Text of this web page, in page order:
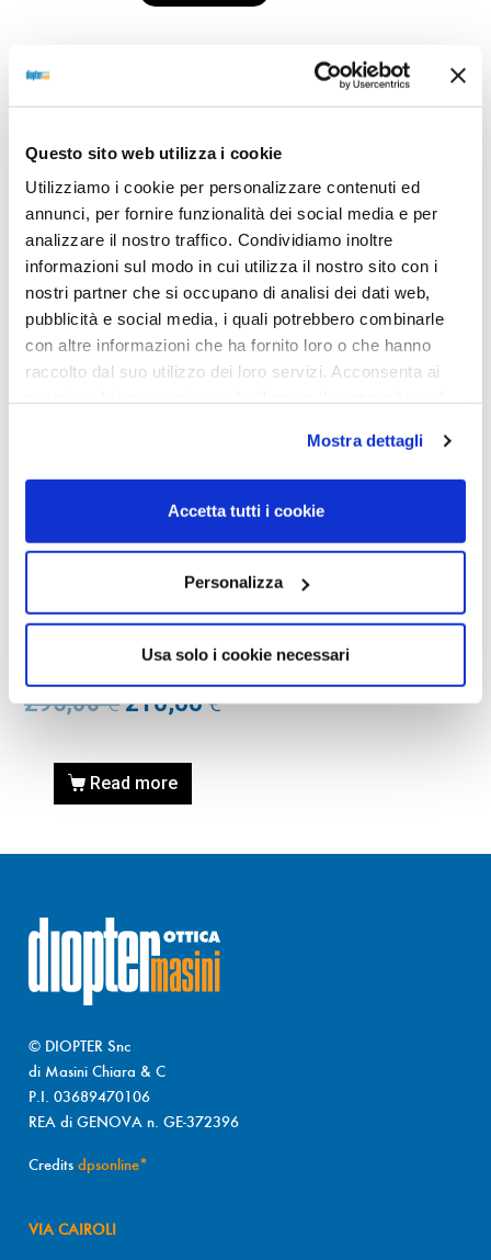
Questo sito web utilizza i cookie
Utilizziamo i cookie per personalizzare contenuti ed
annunci, per fornire funzionalità dei social media e per
analizzare il nostro traffico. Condividiamo inoltre
informazioni sul modo in cui utilizza il nostro sito con i
nostri partner che si occupano di analisi dei dati web,
pubblicità e social media, i quali potrebbero combinarle
con altre informazioni che ha fornito loro o che hanno
raccolto dal suo utilizzo dei loro servizi. Acconsenta ai
Mostra dettagli
Accetta tutti i cookie
Personalizza
Usa solo i cookie necessari
nostro negozio non saranno disponibili per la
da OTTICA DIOPTER
Showing the single result
Sold out
OCCHIALI DA SOLE
OCCHIALE DA SOLE TOM
FORD FT0144 58 18V –
rodio lucido / blu
295,00€ 210,00€
Read more
© DIOPTER Snc
di Masini Chiara & C
P.I. 03689470106
REA di GENOVA n. GE-372396
Credits dpsonline*
VIA CAIROLI